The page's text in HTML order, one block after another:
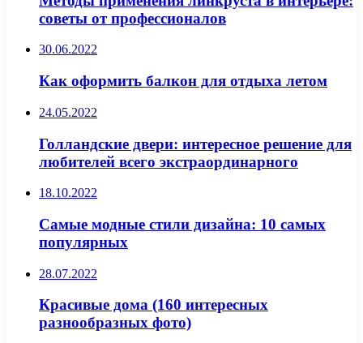
советы от профессионалов
30.06.2022
Как оформить балкон для отдыха летом
24.05.2022
Голландские двери: интересное решение для
любителей всего экстраординарного
18.10.2022
Самые модные стили дизайна: 10 самых
популярных
28.07.2022
Красивые дома (160 интересных
разнообразных фото)